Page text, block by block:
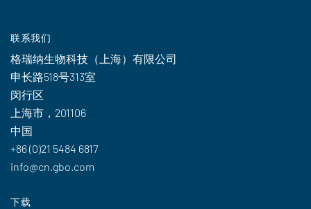
联系我们
格瑞纳生物科技（上海）有限公司
申长路518号313室
闵行区
上海市，201106
中国
+86 (0)21 5484 6817
info@cn.gbo.com
下载